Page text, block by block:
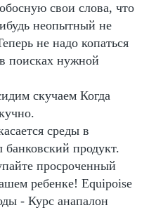
свои слова, что
неопытный не
не надо копаться
поисках нужной
скучаем Когда
среды в
продукт.
просроченный
ребенке! Equipoise
- Курс анапалон